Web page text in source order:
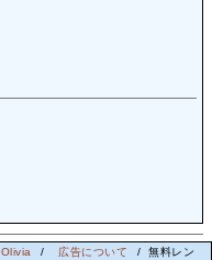
Olivia / 広告について / 無料レン